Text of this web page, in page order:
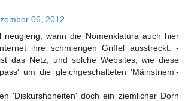
06, 2012
neugierig, wann die Nomenklatura auch hier
ihre schmierigen Griffel ausstreckt. -
das Netz, und solche Websites, wie diese
um die gleichgeschalteten 'Mäinstriem'-
'Diskurshoheiten' doch ein ziemlicher Dorn